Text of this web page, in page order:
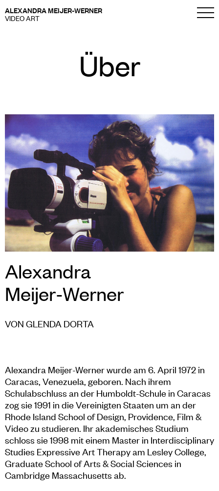
ALEXANDRA MEIJER-WERNER
VIDEO ART
Über
Alexandra
Meijer-Werner
VON GLENDA DORTA
Alexandra Meijer-Werner wurde am 6. April 1972 in
Caracas, Venezuela, geboren. Nach ihrem
Schulabschluss an der Humboldt-Schule in Caracas
zog sie 1991 in die Vereinigten Staaten um an der
Rhode Island School of Design, Providence, Film &
Video zu studieren. Ihr akademisches Studium
schloss sie 1998 mit einem Master in Interdisciplinary
Studies Expressive Art Therapy am Lesley College,
Graduate School of Arts & Social Sciences in
Cambridge Massachusetts ab.